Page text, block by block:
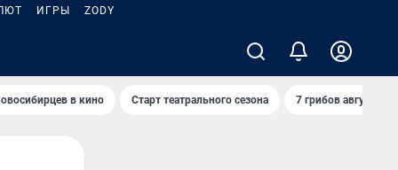
ИГРЫ ZODY
в кино Старт театрального сезона 7 грибов августа